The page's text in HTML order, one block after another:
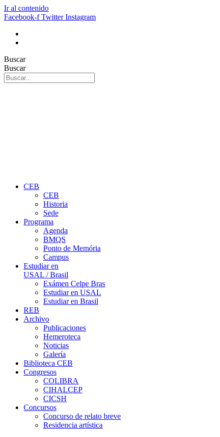
Ir al contenido
Facebook-f Twitter Instagram
Buscar
Buscar
CEB
CEB
Historia
Sede
Programa
Agenda
BMQS
Ponto de Memória
Campus
Estudiar en
USAL / Brasil
Exámen Celpe Bras
Estudiar en USAL
Estudiar en Brasil
REB
Archivo
Publicaciones
Hemeroteca
Noticias
Galería
Biblioteca CEB
Congresos
COLIBRA
CIHALCEP
CICSH
Concursos
Concurso de relato breve
Residencia artística